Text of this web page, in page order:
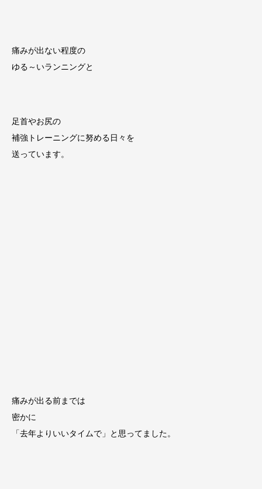
痛みが出ない程度の
ゆる～いランニングと
足首やお尻の
補強トレーニングに努める日々を
送っています。
痛みが出る前までは
密かに
「去年よりいいタイムで」と思ってました。